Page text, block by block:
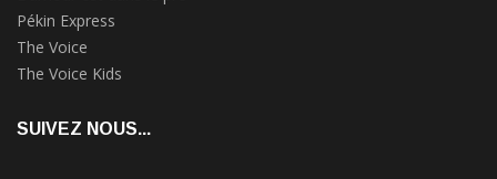
Pékin Express
The Voice
The Voice Kids
SUIVEZ NOUS...